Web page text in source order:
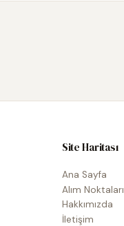
Site Haritası
Ana Sayfa
Alım Noktaları
Hakkımızda
İletişim